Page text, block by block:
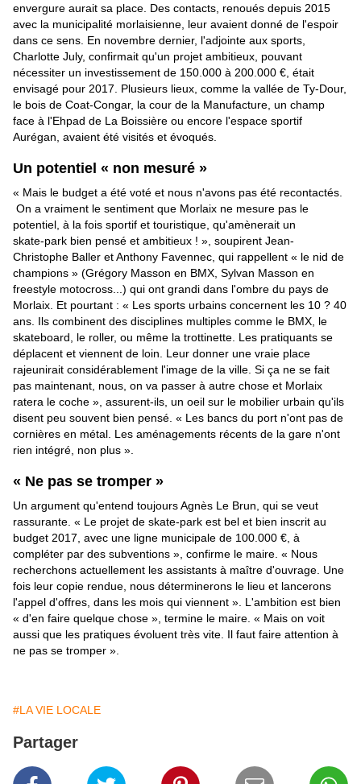
envergure aurait sa place. Des contacts, renoués depuis 2015
avec la municipalité morlaisienne, leur avaient donné de l'espoir
dans ce sens. En novembre dernier, l'adjointe aux sports,
Charlotte July, confirmait qu'un projet ambitieux, pouvant
nécessiter un investissement de 150.000 à 200.000 €, était
envisagé pour 2017. Plusieurs lieux, comme la vallée de Ty-Dour,
le bois de Coat-Congar, la cour de la Manufacture, un champ
face à l'Ehpad de La Boissière ou encore l'espace sportif
Aurégan, avaient été visités et évoqués.
Un potentiel « non mesuré »
« Mais le budget a été voté et nous n'avons pas été recontactés.
On a vraiment le sentiment que Morlaix ne mesure pas le
potentiel, à la fois sportif et touristique, qu'amènerait un
skate-park bien pensé et ambitieux ! », soupirent Jean-
Christophe Baller et Anthony Favennec, qui rappellent « le nid de
champions » (Grégory Masson en BMX, Sylvan Masson en
freestyle motocross...) qui ont grandi dans l'ombre du pays de
Morlaix. Et pourtant : « Les sports urbains concernent les 10 ? 40
ans. Ils combinent des disciplines multiples comme le BMX, le
skateboard, le roller, ou même la trottinette. Les pratiquants se
déplacent et viennent de loin. Leur donner une vraie place
rajeunirait considérablement l'image de la ville. Si ça ne se fait
pas maintenant, nous, on va passer à autre chose et Morlaix
ratera le coche », assurent-ils, un oeil sur le mobilier urbain qu'ils
disent peu souvent bien pensé. « Les bancs du port n'ont pas de
cornières en métal. Les aménagements récents de la gare n'ont
rien intégré, non plus ».
« Ne pas se tromper »
Un argument qu'entend toujours Agnès Le Brun, qui se veut
rassurante. « Le projet de skate-park est bel et bien inscrit au
budget 2017, avec une ligne municipale de 100.000 €, à
compléter par des subventions », confirme le maire. « Nous
recherchons actuellement les assistants à maître d'ouvrage. Une
fois leur copie rendue, nous déterminerons le lieu et lancerons
l'appel d'offres, dans les mois qui viennent ». L'ambition est bien
« d'en faire quelque chose », termine le maire. « Mais on voit
aussi que les pratiques évoluent très vite. Il faut faire attention à
ne pas se tromper ».
#LA VIE LOCALE
Partager